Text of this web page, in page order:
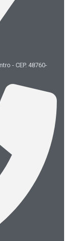
- CEP. 48760-